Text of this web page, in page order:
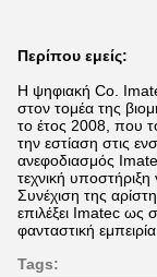
Περίπου εμείς:
Η ψηφιακή Co.
στον τομέα της
το έτος 2008, που
την εστίαση στις
ανεφοδιασμός
τεχνική
Συνέχιση της
επιλέξει Imatec ως
φανταστική
Tags: